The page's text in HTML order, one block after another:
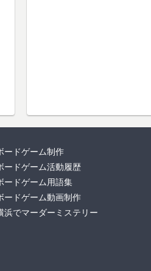
ードゲーム制作
ードゲーム活動履歴
ードゲーム用語集
ードゲーム動画制作
浜でマーダーミステリー